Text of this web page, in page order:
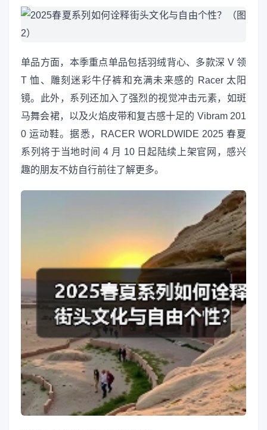
单品方面，本季重点单品包括羽绒背心、多款深 V 领
T 恤、雕刻迷彩牛仔裤和充满未来感的 Racer 太阳
镜。此外，系列还加入了强烈的视觉冲击元素，如斑
马舞会裙，以及火焰皮带和复古感十足的 Vibram 201
0 运动鞋。据悉，RACER WORLDWIDE 2025 春夏
系列将于当地时间 4 月 10 日起陆续上架官网，感兴
趣的朋友不妨自行前往了解更多。